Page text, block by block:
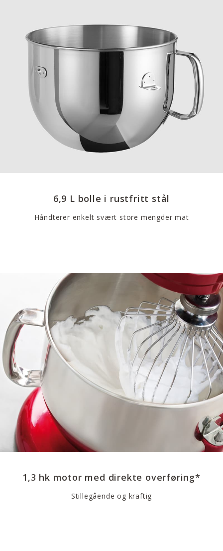
6,9 L bolle i rustfritt stål
Håndterer enkelt svært store mengder mat
1,3 hk motor med direkte overføring*
Stillegående og kraftig